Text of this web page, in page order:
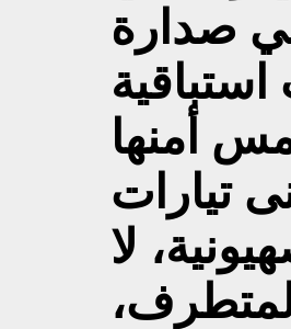
صدارة
استباقية
تيارات
لا